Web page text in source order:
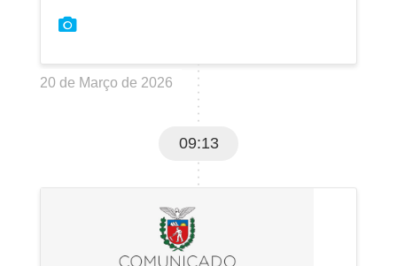
20 de Março de 2026
09:13